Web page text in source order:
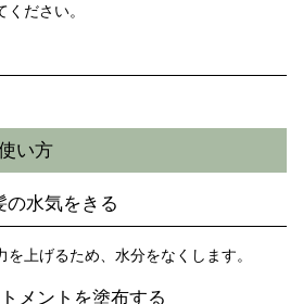
ださい。
い方
の水気をきる
を上げるため、水分をなくします。
メントを塗布する